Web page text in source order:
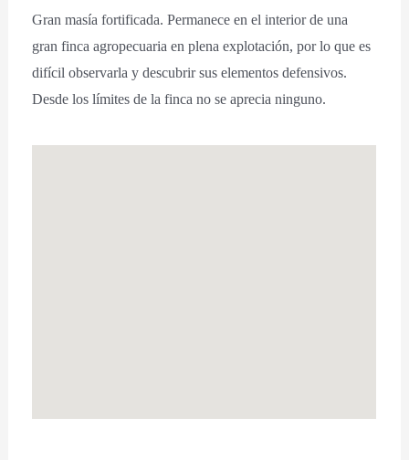
Gran masía fortificada. Permanece en el interior de una
gran finca agropecuaria en plena explotación, por lo que es
difícil observarla y descubrir sus elementos defensivos.
Desde los límites de la finca no se aprecia ninguno.